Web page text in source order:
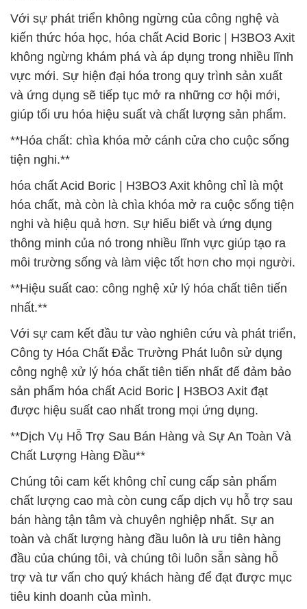
Với sự phát triển không ngừng của công nghệ và
kiến thức hóa học, hóa chất Acid Boric | H3BO3 Axit
không ngừng khám phá và áp dụng trong nhiều lĩnh
vực mới. Sự hiện đại hóa trong quy trình sản xuất
và ứng dụng sẽ tiếp tục mở ra những cơ hội mới,
giúp tối ưu hóa hiệu suất và chất lượng sản phẩm.
**Hóa chất: chìa khóa mở cánh cửa cho cuộc sống
tiện nghi.**
hóa chất Acid Boric | H3BO3 Axit không chỉ là một
hóa chất, mà còn là chìa khóa mở ra cuộc sống tiện
nghi và hiệu quả hơn. Sự hiểu biết và ứng dụng
thông minh của nó trong nhiều lĩnh vực giúp tạo ra
môi trường sống và làm việc tốt hơn cho mọi người.
**Hiệu suất cao: công nghệ xử lý hóa chất tiên tiến
nhất.**
Với sự cam kết đầu tư vào nghiên cứu và phát triển,
Công ty Hóa Chất Đắc Trường Phát luôn sử dụng
công nghệ xử lý hóa chất tiên tiến nhất để đảm bảo
sản phẩm hóa chất Acid Boric | H3BO3 Axit đạt
được hiệu suất cao nhất trong mọi ứng dụng.
**Dịch Vụ Hỗ Trợ Sau Bán Hàng và Sự An Toàn Và
Chất Lượng Hàng Đầu**
Chúng tôi cam kết không chỉ cung cấp sản phẩm
chất lượng cao mà còn cung cấp dịch vụ hỗ trợ sau
bán hàng tận tâm và chuyên nghiệp nhất. Sự an
toàn và chất lượng hàng đầu luôn là ưu tiên hàng
đầu của chúng tôi, và chúng tôi luôn sẵn sàng hỗ
trợ và tư vấn cho quý khách hàng để đạt được mục
tiêu kinh doanh của mình.